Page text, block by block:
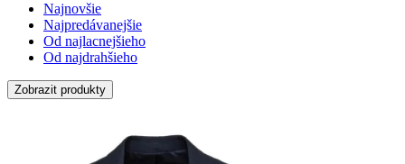
Najnovšie
Najpredávanejšie
Od najlacnejšieho
Od najdrahšieho
Zobrazit produkty